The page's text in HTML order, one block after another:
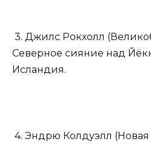
3. Джилс Рокхолл
Северное сияние над
Исландия.
4. Эндрю Колдуэлл